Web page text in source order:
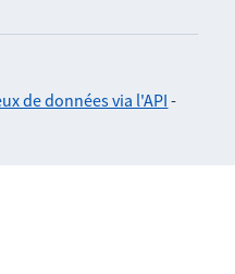
de données via l'API -